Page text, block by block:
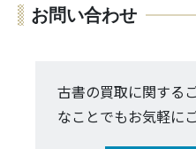
お問い合わせ
古書の買取に関する
なことでもお気軽に